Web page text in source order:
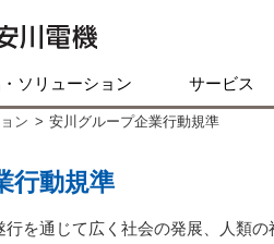
ソリューション サービス
ン > 安川グループ企業行動規準
行動規準
を通じて広く社会の発展、人類